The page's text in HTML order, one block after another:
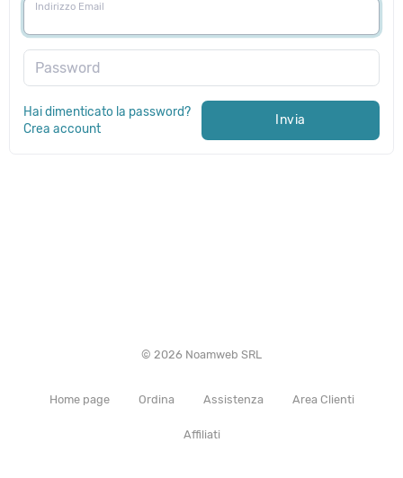
Indirizzo Email
Password
Hai dimenticato la password?
Crea account
Invia
© 2026 Noamweb SRL
Home page Ordina Assistenza Area Clienti
Affiliati